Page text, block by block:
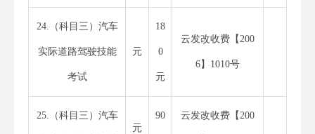
24.（科目三）汽车
实际道路驾驶技能
考试
元
18
0
元
云发改收费【200
6】1010号
25.（科目三）汽车
元
90 云发改收费【200